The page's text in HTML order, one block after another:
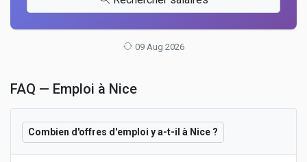
09 Aug 2026
FAQ — Emploi à Nice
Combien d'offres d'emploi y a-t-il à Nice ?